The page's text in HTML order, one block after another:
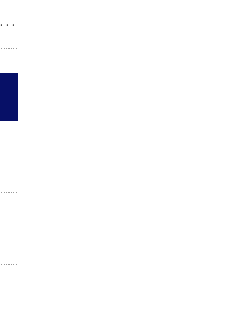
派遣労働者の同一労働同一賃金改正（R8.10.1施行）